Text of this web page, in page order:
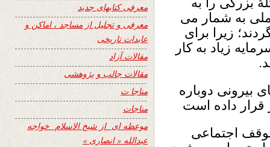
به شمار می
زیرا برای
زیاد به کار
بیرونی دوباره
داده است
اجتماعی
معرفی کتابهای جدید
معرفی و تجلیل از مساجد ، اماکن و
عابدات تاریخی
مقالات آزاد
مقالات جالب و پژوهشی
مناجا ت
مناجات
موعظه ای از شیخ الاسلام خواجه
عبدالله « انصاری »